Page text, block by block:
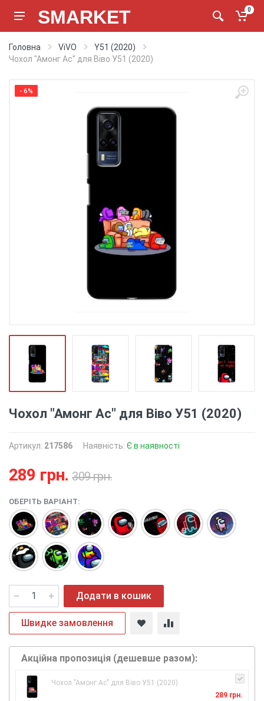
SMARKET 0
Головна ViVO
Y51 (2020)
Чохол "Амонг Ас" для Віво У51 (2020)
- 6%
Чохол "Амонг Ас" для Віво У51 (2020)
Артикул: 217586 Наявність: Є в наявності
289 грн.309 грн.
ОБЕРІТЬ ВАРІАНТ:
Додати в кошик
Швидке замовлення
Акційна пропозиція (дешевше разом):
Чохол "Амонг Ас" для Віво У51 (2020)
289 грн.